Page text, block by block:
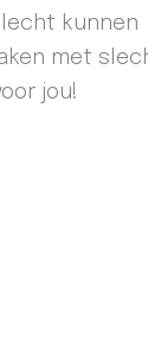
kunnen
met
jou!